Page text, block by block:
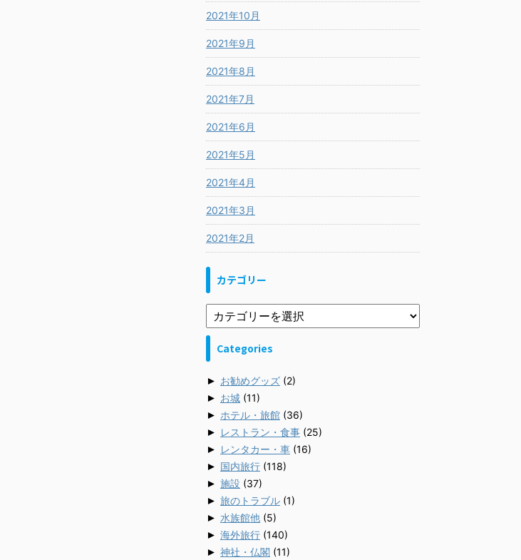
2021年10月
2021年9月
2021年8月
2021年7月
2021年6月
2021年5月
2021年4月
2021年3月
2021年2月
カテゴリー
Categories
► お勧めグッズ (2)
► お城 (11)
► ホテル・旅館 (36)
► レストラン・食事 (25)
► レンタカー・車 (16)
► 国内旅行 (118)
► 施設 (37)
► 旅のトラブル (1)
► 水族館他 (5)
► 海外旅行 (140)
► 神社・仏閣 (11)